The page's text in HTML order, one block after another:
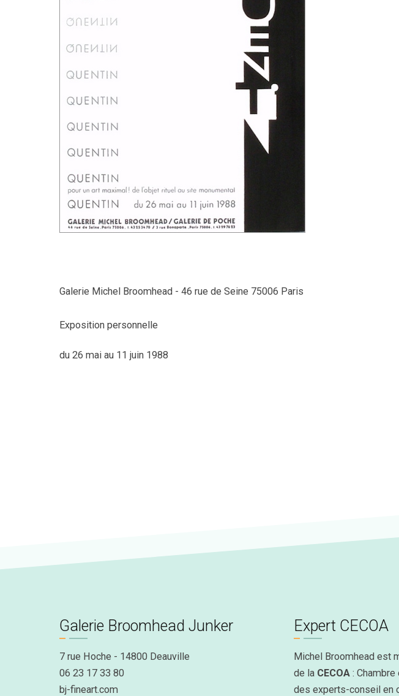
Galerie Michel Broomhead - 46 rue de Seine 75006 Paris
Exposition personnelle
du 26 mai au 11 juin 1988
Galerie Broomhead Junker
7 rue Hoche - 14800 Deauville
06 23 17 33 80
bj-fineart.com
Expert CECOA
Michel Broomhead est
de la CECOA : Chambre
des experts-conseil en